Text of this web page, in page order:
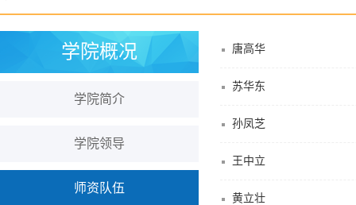
学院概况
学院简介
学院领导
师资队伍
唐高华
苏华东
孙凤芝
王中立
黄立壮